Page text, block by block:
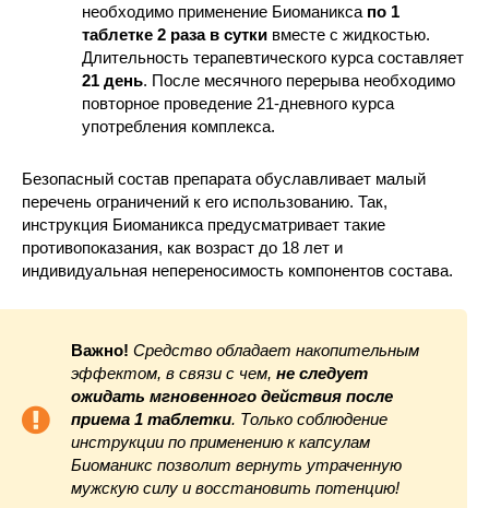
необходимо применение Биоманикса по 1
таблетке 2 раза в сутки вместе с жидкостью.
Длительность терапевтического курса составляет
21 день. После месячного перерыва необходимо
повторное проведение 21-дневного курса
употребления комплекса.
Безопасный состав препарата обуславливает малый
перечень ограничений к его использованию. Так,
инструкция Биоманикса предусматривает такие
противопоказания, как возраст до 18 лет и
индивидуальная непереносимость компонентов состава.
Важно! Средство обладает накопительным
эффектом, в связи с чем, не следует
ожидать мгновенного действия после
приема 1 таблетки. Только соблюдение
инструкции по применению к капсулам
Биоманикс позволит вернуть утраченную
мужскую силу и восстановить потенцию!